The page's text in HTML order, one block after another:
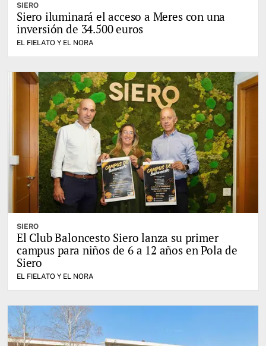
SIERO
Siero iluminará el acceso a Meres con una
inversión de 34.500 euros
EL FIELATO Y EL NORA
SIERO
El Club Baloncesto Siero lanza su primer
campus para niños de 6 a 12 años en Pola de
Siero
EL FIELATO Y EL NORA